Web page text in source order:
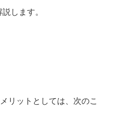
します。
リットとしては、次のこ